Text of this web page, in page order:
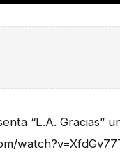
“L.A. Gracias”